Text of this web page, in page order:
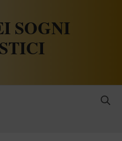
SOGNI